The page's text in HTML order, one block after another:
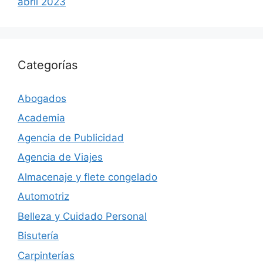
Categorías
Abogados
Academia
Agencia de Publicidad
Agencia de Viajes
Almacenaje y flete congelado
Automotriz
Belleza y Cuidado Personal
Bisutería
Carpinterías